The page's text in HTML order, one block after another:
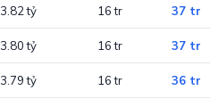
3.82 tỷ 16 tr 37 tr
3.80 tỷ 16 tr 37 tr
3.79 tỷ 16 tr 36 tr